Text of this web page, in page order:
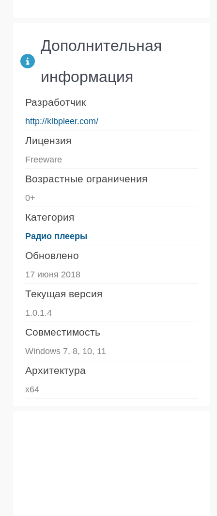
Дополнительная
информация
Разработчик
http://klbpleer.com/
Лицензия
Freeware
Возрастные ограничения
0+
Категория
Радио плееры
Обновлено
17 июня 2018
Текущая версия
1.0.1.4
Совместимость
Windows 7, 8, 10, 11
Архитектура
x64